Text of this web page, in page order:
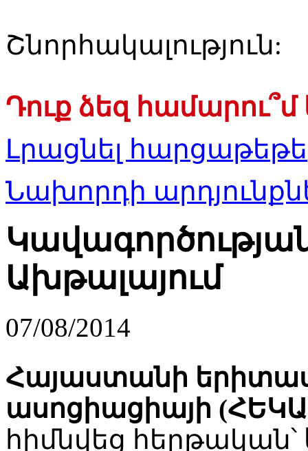
Շնորհակալություն:
Դուք ձեզ
Լրացնել
Նախորդի
Ախթալայում
07/08/2014
Հայաստանի
ասոցիացիայի
հիմնվեց հերթական՝